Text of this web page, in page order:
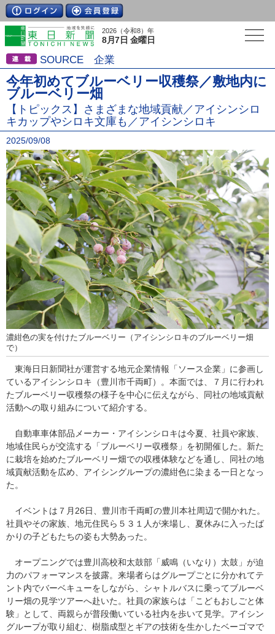
2026（令和8）年
8月7日 金曜日
SOURCE 企業
今年初めてブルーベリー収穫祭／敷地内に
ブルーベリー畑
【トピックス】さまざまな地域貢献／アイシンシロ
キカップやシロキ文庫も／アイシンシロキ
2025/09/08
濃紺色の実を付けたブルーベリー（アイシンシロキのブルーベリー畑
で）
東海日日新聞社が運営する地元企業情報「ソース企業」に参画し
ているアイシンシロキ（豊川市千両町）。本面では、７月に行われ
たブルーベリー収穫祭の様子を中心に伝えながら、同社の地域貢献
活動への取り組みについて紹介する。
自動車車体部品メーカー・アイシンシロキは今夏、社員や家族、
地域住民らが交流する「ブルーベリー収穫祭」を初開催した。新た
に栽培を始めたブルーベリー畑での収穫体験などを通し、同社の地
域貢献活動を広め、アイシングループの濃紺色に染まる一日となっ
た。
イベントは７月26日、豊川市千両町の豊川本社周辺で開かれた。
社員やその家族、地元住民ら５３１人が来場し、夏休みに入ったば
かりの子どもたちの姿も大勢あった。
オープニングでは豊川高校和太鼓部「威鳴（いなり）太鼓」が迫
力のパフォーマンスを披露。来場者らはグループごとに分かれてテ
ント内でバーベキューをしながら、シャトルバスに乗ってブルーベ
リー畑の見学ツアーへ赴いた。社員の家族らは「こどもおしごと体
験」として、両親らが普段働いている社内を歩いて見学。アイシン
グループが取り組む、樹脂成型とギアの技術を生かしたベーゴマで